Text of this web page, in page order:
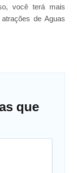
você terá mais
de Aguas
que